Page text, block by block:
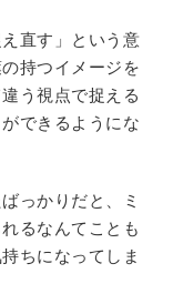
直す」という意
持つイメージを
う視点で捉える
できるようにな
っかりだと、ミ
るなんてことも
ちになってしま